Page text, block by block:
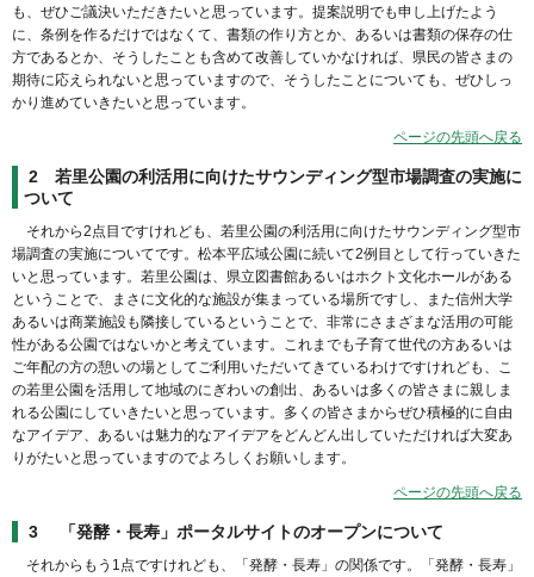
も、ぜひご議決いただきたいと思っています。提案説明でも申し上げたよう
に、条例を作るだけではなくて、書類の作り方とか、あるいは書類の保存の仕
方であるとか、そうしたことも含めて改善していかなければ、県民の皆さまの
期待に応えられないと思っていますので、そうしたことについても、ぜひしっ
かり進めていきたいと思っています。
ページの先頭へ戻る
2 若里公園の利活用に向けたサウンディング型市場調査の実施に
ついて
それから2点目ですけれども、若里公園の利活用に向けたサウンディング型市
場調査の実施についてです。松本平広域公園に続いて2例目として行っていきた
いと思っています。若里公園は、県立図書館あるいはホクト文化ホールがある
ということで、まさに文化的な施設が集まっている場所ですし、また信州大学
あるいは商業施設も隣接しているということで、非常にさまざまな活用の可能
性がある公園ではないかと考えています。これまでも子育て世代の方あるいは
ご年配の方の憩いの場としてご利用いただいてきているわけですけれども、こ
の若里公園を活用して地域のにぎわいの創出、あるいは多くの皆さまに親しま
れる公園にしていきたいと思っています。多くの皆さまからぜひ積極的に自由
なアイデア、あるいは魅力的なアイデアをどんどん出していただければ大変あ
りがたいと思っていますのでよろしくお願いします。
ページの先頭へ戻る
3 「発酵・長寿」ポータルサイトのオープンについて
それからもう1点ですけれども、「発酵・長寿」の関係です。「発酵・長寿」